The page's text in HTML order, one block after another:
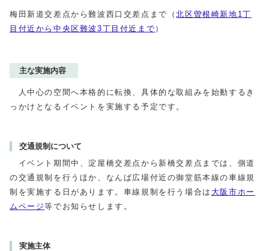
梅田新道交差点から難波西口交差点まで（北区曽根崎新地1丁
目付近から中央区難波3丁目付近まで ）
主な実施内容
人中心の空間へ本格的に転換、具体的な取組みを始動するき
っかけとなるイベントを実施する予定です。
交通規制について
イベント期間中、淀屋橋交差点から新橋交差点までは、側道
の交通規制を行うほか、なんば広場付近の御堂筋本線の車線規
制を実施する日があります。車線規制を行う場合は 大阪市ホー
ムページ等でお知らせします。
実施主体